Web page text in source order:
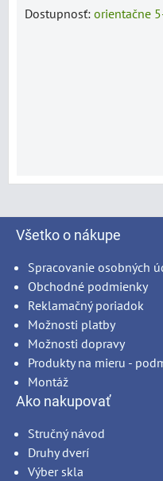
Dostupnosť: orientačne
Všetko o nákupe
Spracovanie osobných
Obchodné podmienky
Reklamačný poriadok
Možnosti platby
Možnosti dopravy
Produkty na mieru -
Montáž
Ako nakupovať
Stručný návod
Druhy dverí
Výber skla